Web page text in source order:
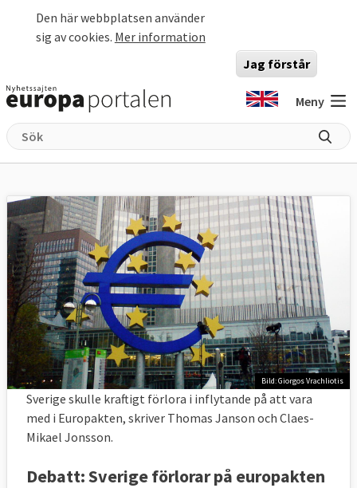
Den här webbplatsen använder
sig av cookies. Mer information
Jag förstår
Meny
Bild: Giorgos Vrachliotis
Sverige skulle kraftigt förlora i inflytande på att vara
med i Europakten, skriver Thomas Janson och Claes-
Mikael Jonsson.
Debatt:Sverige förlorar på europakten